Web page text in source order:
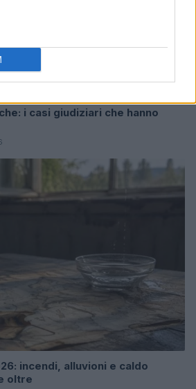
i casi giudiziari che hanno
incendi, alluvioni e caldo
oltre